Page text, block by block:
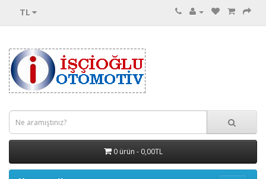
TL
0 ürün - 0,00TL